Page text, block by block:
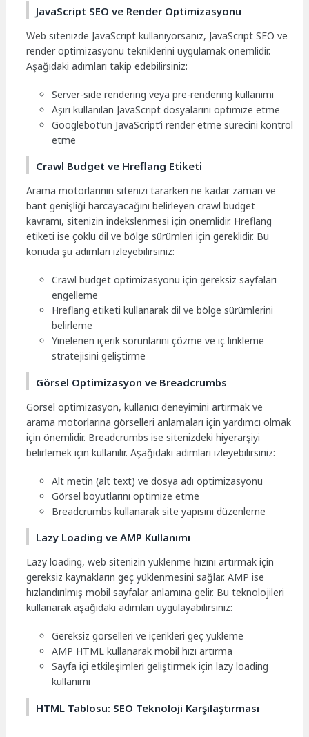
JavaScript SEO ve Render Optimizasyonu
Web sitenizde JavaScript kullanıyorsanız, JavaScript SEO ve
render optimizasyonu tekniklerini uygulamak önemlidir.
Aşağıdaki adımları takip edebilirsiniz:
Server-side rendering veya pre-rendering kullanımı
Aşırı kullanılan JavaScript dosyalarını optimize etme
Googlebot’un JavaScript’i render etme sürecini kontrol
etme
Crawl Budget ve Hreflang Etiketi
Arama motorlarının sitenizi tararken ne kadar zaman ve
bant genişliği harcayacağını belirleyen crawl budget
kavramı, sitenizin indekslenmesi için önemlidir. Hreflang
etiketi ise çoklu dil ve bölge sürümleri için gereklidir. Bu
konuda şu adımları izleyebilirsiniz:
Crawl budget optimizasyonu için gereksiz sayfaları
engelleme
Hreflang etiketi kullanarak dil ve bölge sürümlerini
belirleme
Yinelenen içerik sorunlarını çözme ve iç linkleme
stratejisini geliştirme
Görsel Optimizasyon ve Breadcrumbs
Görsel optimizasyon, kullanıcı deneyimini artırmak ve
arama motorlarına görselleri anlamaları için yardımcı olmak
için önemlidir. Breadcrumbs ise sitenizdeki hiyerarşiyi
belirlemek için kullanılır. Aşağıdaki adımları izleyebilirsiniz:
Alt metin (alt text) ve dosya adı optimizasyonu
Görsel boyutlarını optimize etme
Breadcrumbs kullanarak site yapısını düzenleme
Lazy Loading ve AMP Kullanımı
Lazy loading, web sitenizin yüklenme hızını artırmak için
gereksiz kaynakların geç yüklenmesini sağlar. AMP ise
hızlandırılmış mobil sayfalar anlamına gelir. Bu teknolojileri
kullanarak aşağıdaki adımları uygulayabilirsiniz:
Gereksiz görselleri ve içerikleri geç yükleme
AMP HTML kullanarak mobil hızı artırma
Sayfa içi etkileşimleri geliştirmek için lazy loading
kullanımı
HTML Tablosu: SEO Teknoloji Karşılaştırması